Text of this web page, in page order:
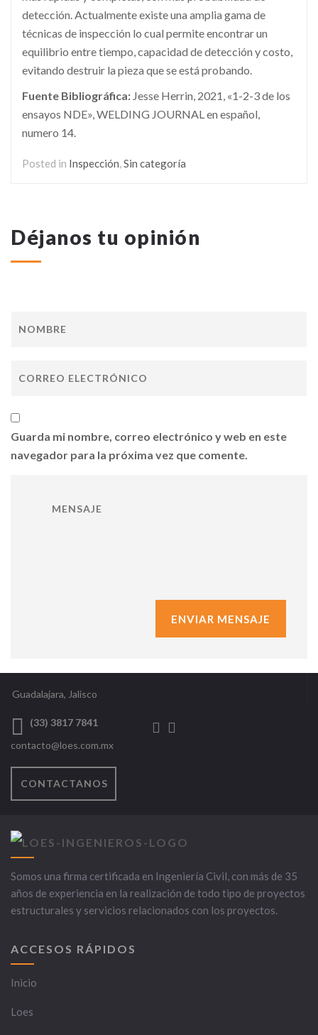
detección. Actualmente existe una amplia gama de
técnicas de inspección lo cual permite encontrar un
equilibrio entre tiempo, capacidad de detección y costo,
evitando destruir la pieza que se está probando.
Fuente Bibliográfica: Jesse Herrin, 2021, «1-2-3 de los
ensayos NDE», WELDING JOURNAL en español,
numero 14.
Posted in Inspección Sin categoría
Déjanos tu opinión
Guarda mi nombre, correo electrónico y web en este
navegador para la próxima vez que comente.
Guadalajara, Jalisco
(33) 3817 7841
contacto@loes.com.mx
CONTACTANOS
Somos una firma certificada en Ingeniería Civil, con más de 35
años de experiencia en la realización de todo tipo de proyectos
estructurales y servicios relacionados con los proyectos.
ACCESOS RÁPIDOS
Inicio
Loes